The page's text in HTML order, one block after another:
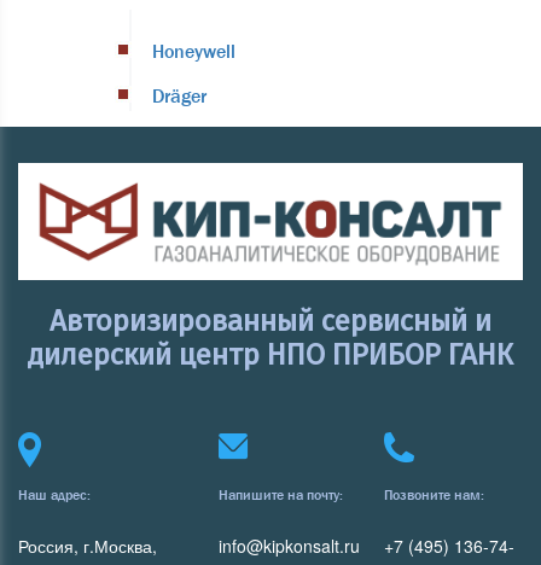
Honeywell
Dräger
Авторизированный сервисный и
дилерский центр НПО ПРИБОР ГАНК
Наш адрес:
Россия, г.Москва,
Напишите на почту:
info@kipkonsalt.ru
Позвоните нам:
+7 (495) 136-74-